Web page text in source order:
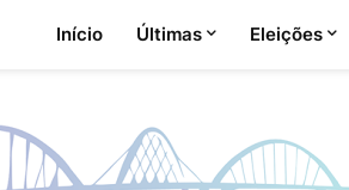
Início Últimas Eleições